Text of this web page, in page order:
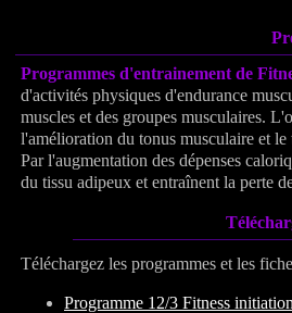
Programmes d'entrainement de
d'activités physiques d'endurance
muscles et des groupes musculaires.
l'amélioration du tonus musculaire et
Par l'augmentation des dépenses
du tissu adipeux et entraînent la perte
Téléchargez les programmes et les
Programme 12/3 Fitness initiation